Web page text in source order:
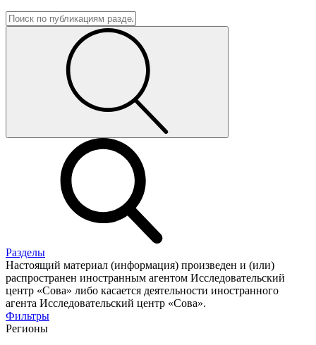
Разделы
Настоящий материал (информация) произведен и (или)
распространен иностранным агентом Исследовательский
центр «Сова» либо касается деятельности иностранного
агента Исследовательский центр «Сова».
Фильтры
Регионы